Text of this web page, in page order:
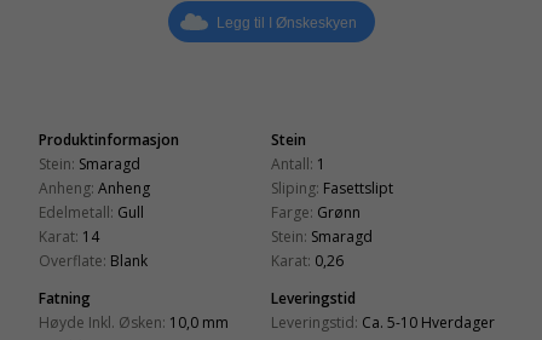
Legg til I Ønskeskyen
Produktinformasjon
Stein: Smaragd
Anheng: Anheng
Edelmetall: Gull
Karat: 14
Overflate: Blank
Stein
Antall: 1
Sliping: Fasettslipt
Farge: Grønn
Stein: Smaragd
Karat: 0,26
Fatning
Høyde Inkl. Øsken: 10,0 mm
Leveringstid
Leveringstid: Ca. 5-10 Hverdager